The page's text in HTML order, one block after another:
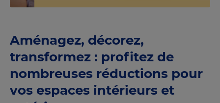
Aménagez, décorez,
transformez : profitez de
nombreuses réductions pour
vos espaces intérieurs et